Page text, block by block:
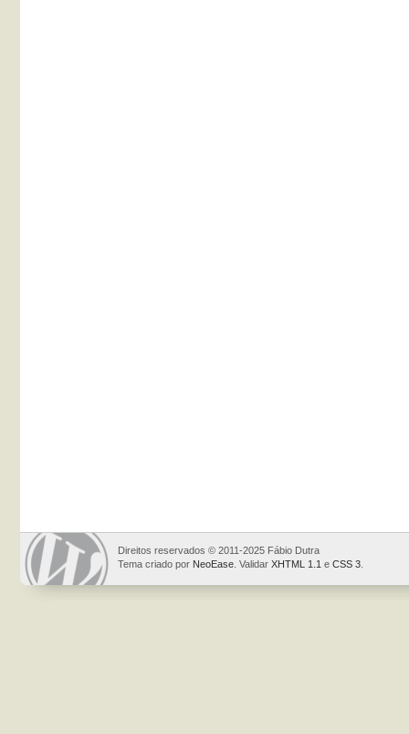
Direitos reservados © 2011-2025 Fábio Dutra
Tema criado por NeoEase . Validar XHTML 1.1 e CSS 3